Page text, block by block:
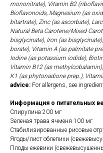
mononitrate), Vitamin B2
Bioflavonoids, Magnesium (as
bitartrate), Zinc (as ascorbate),
Natural Beta Carotene/Mixed
bisglycinate), Iron (as
borate), Vitamin A (as palmitate
Iodine (as potassium iodide),
Vitamin B12 (as
K1 (as phytonadione prep.),
advice: For allergens, see
Информация о питательных
Спирулина 200 мг
Зеленая трава ячменя 100 мг
Стабилизированные рисовые
Ягоды/лист облепихи
Плоды ежевики